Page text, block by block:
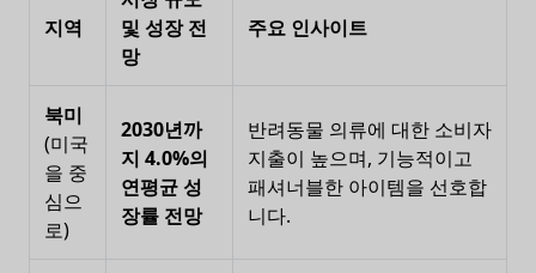
지역
및 성장 전
망
주요 인사이트
북미
(미국
을 중
심으
로)
2030년까
지 4.0%의
연평균 성
장률 전망
반려동물 의류에 대한 소비자
지출이 높으며, 기능적이고
패셔너블한 아이템을 선호합
니다.